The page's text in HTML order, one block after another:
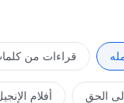
قراءات من
أفلام